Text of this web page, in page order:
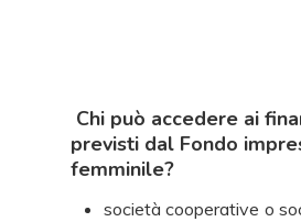
Chi può accedere ai
previsti dal Fondo
femminile?
società cooperative o